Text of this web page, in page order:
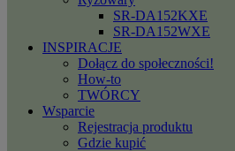
SR-DA152KXE
SR-DA152WXE
INSPIRACJE
Dołącz do społeczności!
How-to
TWÓRCY
Wsparcie
Rejestracja produktu
Gdzie kupić